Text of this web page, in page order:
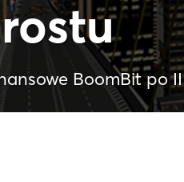
BoomBit po